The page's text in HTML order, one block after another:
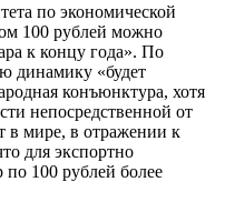
по экономической
100 рублей можно
к концу года». По
динамику «будет
конъюнктура, хотя
непосредственной от
в мире, в отражении к
для экспортно
по 100 рублей более